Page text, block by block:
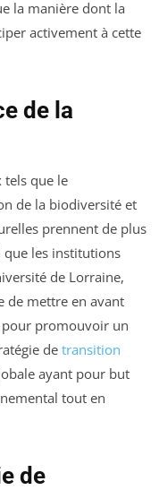
la manière dont la
activement à cette
de la
tels que le
de la biodiversité et
prennent de plus
que les institutions
de Lorraine,
de mettre en avant
pour promouvoir un
de transition
ayant pour but
tout en
de